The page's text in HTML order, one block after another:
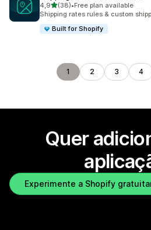
4,9de 5 estrelas
(38)
38 total de avaliações
•Free plan available
Shipping rates rules & custom
Built for Shopify
1 2 3 4
Quer
Experimente a Shopify